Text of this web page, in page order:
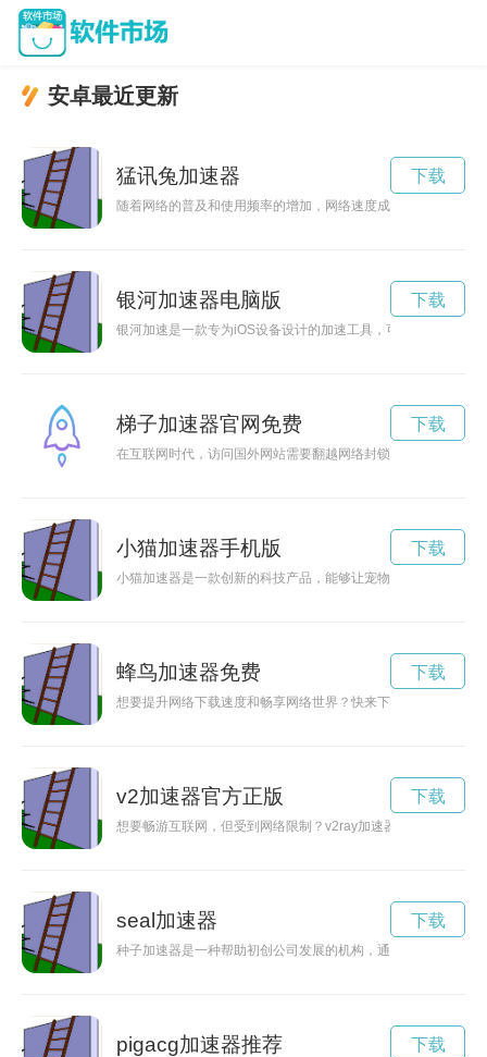
安卓最近更新
猛讯兔加速器
随着网络的普及和使用频率的增加，网络速度成为了影响用户
下载
银河加速器电脑版
银河加速是一款专为iOS设备设计的加速工具，可以帮助用户
下载
梯子加速器官网免费
在互联网时代，访问国外网站需要翻越网络封锁的“长城”，而
下载
小猫加速器手机版
小猫加速器是一款创新的科技产品，能够让宠物小猫在短时间
下载
蜂鸟加速器免费
想要提升网络下载速度和畅享网络世界？快来下载蘑菇加速器
下载
v2加速器官方正版
想要畅游互联网，但受到网络限制？v2ray加速器可以帮助你解
下载
seal加速器
种子加速器是一种帮助初创公司发展的机构，通过提供资金、
下载
pigacg加速器推荐 下载